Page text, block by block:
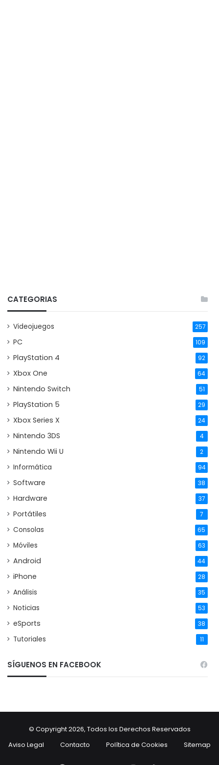
CATEGORIAS
Videojuegos 257
PC 109
PlayStation 4 92
Xbox One 64
Nintendo Switch 51
PlayStation 5 29
Xbox Series X 24
Nintendo 3DS 4
Nintendo Wii U 2
Informática 94
Software 38
Hardware 37
Portátiles 7
Consolas 65
Móviles 63
Android 44
iPhone 28
Análisis 35
Noticias 53
eSports 38
Tutoriales 11
SÍGUENOS EN FACEBOOK
© Copyright 2026, Todos los Derechos Reservados
Aviso Legal
Contacto Política de Cookies Sitemap